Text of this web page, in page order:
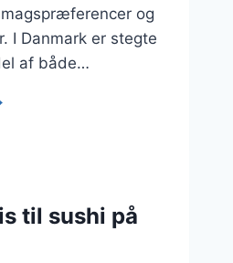
og
I Danmark er stegte
af både…
til sushi på